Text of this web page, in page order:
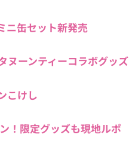
ニ缶セット新発売
ヌーンティーコラボグッズ
こけし
！限定グッズも現地ルポ